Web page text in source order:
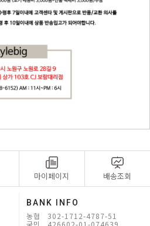
마이페이지 배송조회
BANK INFO
농협 302-1712-4787-51